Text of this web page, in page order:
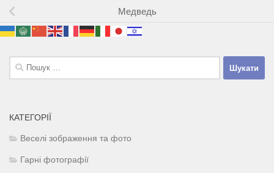
Медведь
Пошук:
КАТЕГОРІЇ
Веселі зображення та фото
Гарні фотографії